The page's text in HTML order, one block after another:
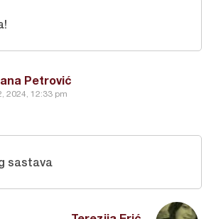
Petrović
2024, 12:33 pm
sastava